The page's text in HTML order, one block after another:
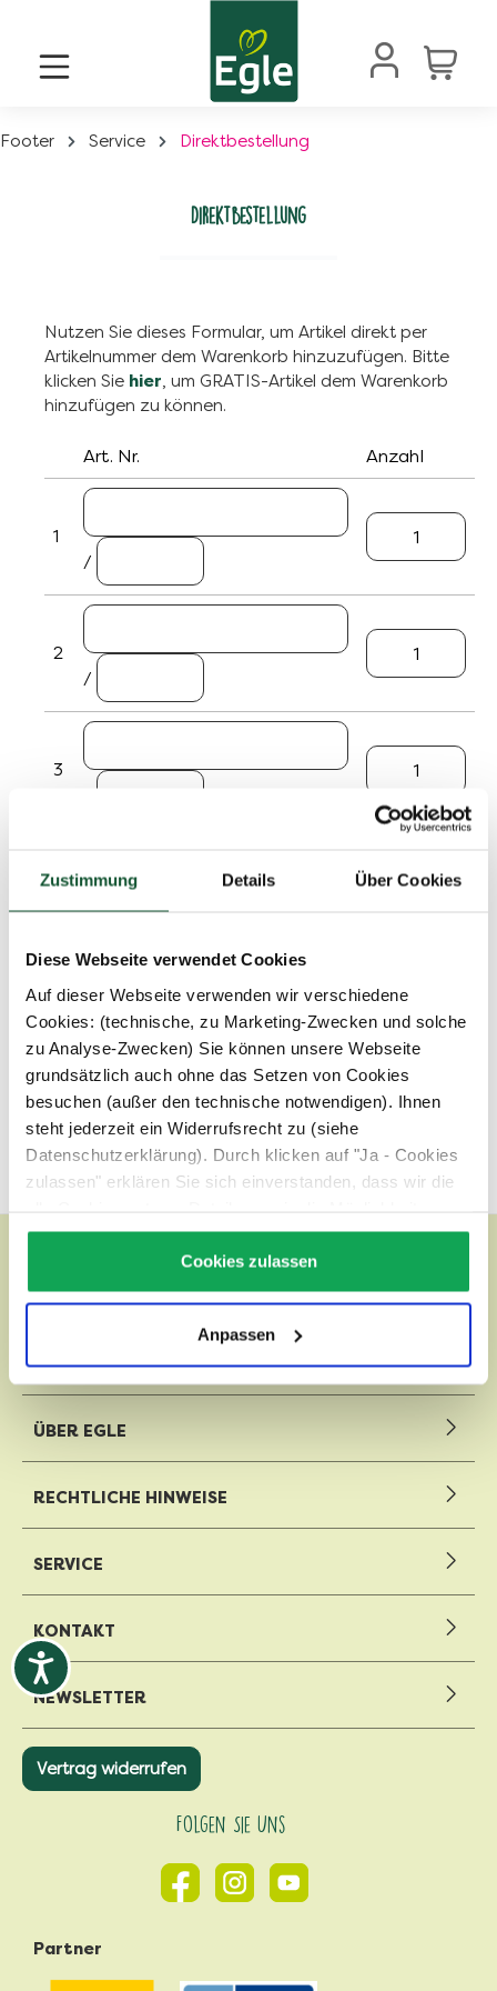
Zustimmung Details Über Cookies
Diese Webseite verwendet Cookies
Auf dieser Webseite verwenden wir verschiedene
Cookies: (technische, zu Marketing-Zwecken und solche
zu Analyse-Zwecken) Sie können unsere Webseite
grundsätzlich auch ohne das Setzen von Cookies
besuchen (außer den technische notwendigen). Ihnen
steht jederzeit ein Widerrufsrecht zu (siehe
Datenschutzerklärung). Durch klicken auf "Ja - Cookies
zulassen" erklären Sie sich einverstanden, dass wir die
Widerruf finden Sie unter:Datenschutz
Cookies zulassen
Anpassen
Footer Service Direktbestellung
Direktbestellung
Nutzen Sie dieses Formular, um Artikel direkt per
Artikelnummer dem Warenkorb hinzuzufügen. Bitte
klicken Sie hier, um GRATIS-Artikel dem Warenkorb
hinzufügen zu können.
Art. Nr. Anzahl
1
/
2
/
3
4
/
5
/
Mehr
In den Warenkorb
WILHELM EGLE GMBH
ÜBER EGLE
RECHTLICHE HINWEISE
SERVICE
KONTAKT
NEWSLETTER
Vertrag widerrufen
Folgen Sie Uns
Partner